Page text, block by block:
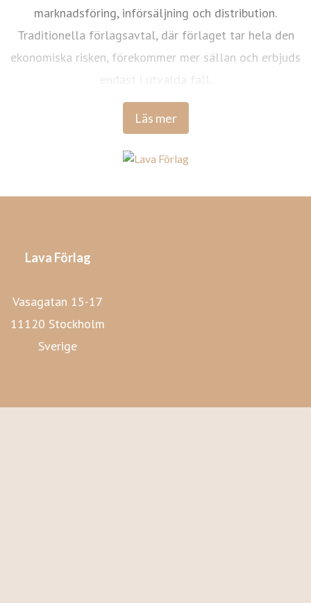
Läs mer
marknadsföring, införsäljning och distribution.
Traditionella förlagsavtal, där förlaget tar hela den
ekonomiska risken, förekommer mer sällan och erbjuds
endast i utvalda fall.
Lava Förlag
Vasagatan 15-17
11120 Stockholm
Sverige